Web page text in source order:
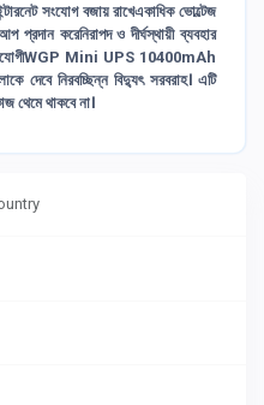
সংযোগ বজায় রাখেএকাধিক ভোল্টেজ
প্রদান করেনিরাপদ ও দীর্ঘস্থায়ী ব্যবহার
Mini UPS 10400mAh
দেবে নিরবচ্ছিন্ন বিদ্যুৎ সরবরাহ। এটি
থেমে থাকবে না।